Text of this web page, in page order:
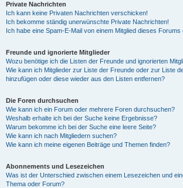
Private Nachrichten
Ich kann keine Privaten Nachrichten verschicken!
Ich bekomme ständig unerwünschte Private Nachrichten!
Ich habe eine Spam-E-Mail von einem Mitglied dieses Forums
Freunde und ignorierte Mitglieder
Wozu benötige ich die Listen der Freunde und ignorierten
Wie kann ich Mitglieder zur Liste der Freunde oder zur Liste
hinzufügen oder diese wieder aus den Listen entfernen?
Die Foren durchsuchen
Wie kann ich ein Forum oder mehrere Foren durchsuchen?
Weshalb erhalte ich bei der Suche keine Ergebnisse?
Warum bekomme ich bei der Suche eine leere Seite?
Wie kann ich nach Mitgliedern suchen?
Wie kann ich meine eigenen Beiträge und Themen finden?
Abonnements und Lesezeichen
Was ist der Unterschied zwischen einem Lesezeichen und
Thema oder Forum?